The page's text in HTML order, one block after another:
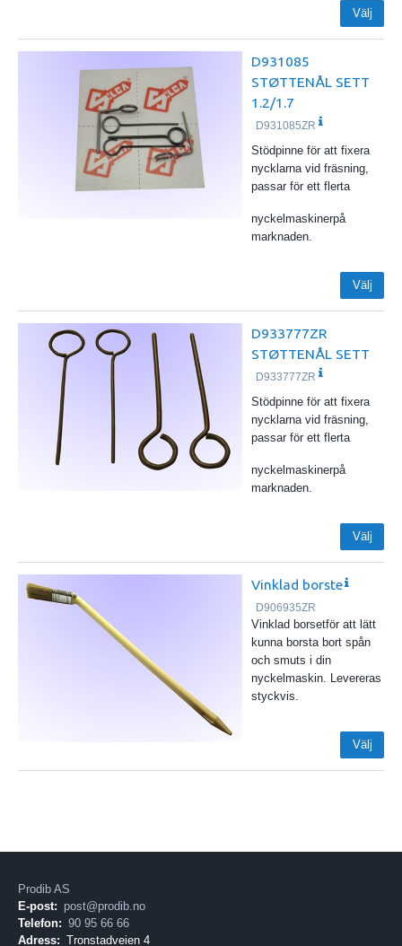
Välj
D931085
STØTTENÅL SETT
1.2/1.7
D931085ZR
Stödpinne för att fixera
nycklarna vid fräsning,
passar för ett flerta
nyckelmaskinerpå
marknaden.
Välj
D933777ZR
STØTTENÅL SETT
D933777ZR
Stödpinne för att fixera
nycklarna vid fräsning,
passar för ett flerta
nyckelmaskinerpå
marknaden.
Välj
Vinklad borste
D906935ZR
Vinklad borsetför att lätt
kunna borsta bort spån
och smuts i din
nyckelmaskin. Levereras
styckvis.
Välj
Prodib AS
E-post: post@prodib.no
Telefon: 90 95 66 66
Adress: Tronstadveien 4